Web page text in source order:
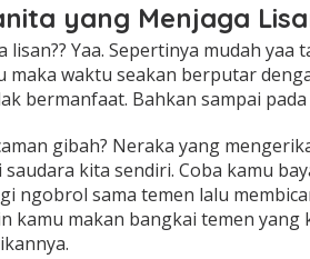
yang Menjaga
lisan?? Yaa. Sepertinya mudah
maka waktu seakan berputar
bermanfaat. Bahkan sampai
gibah? Neraka yang
saudara kita sendiri. Coba kamu
ngobrol sama temen lalu
kamu makan bangkai temen yang